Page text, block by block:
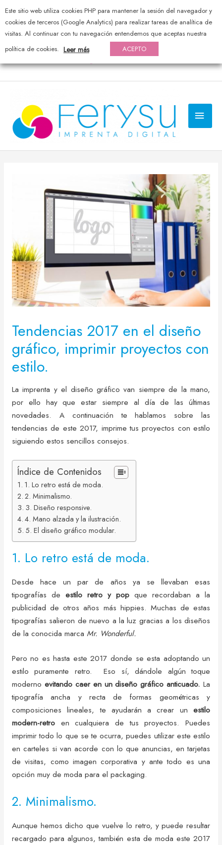
976 44 20 25 — pedidos@ferysu.com
Tendencias 2017 en el diseño
gráfico, imprimir proyectos con
estilo.
La imprenta y el diseño gráfico van siempre de la mano,
por ello hay que estar siempre al día de las últimas
novedades. A continuación te hablamos sobre las
tendencias de este 2017, imprime tus proyectos con estilo
siguiendo estos sencillos consejos.
Índice de Contenidos
1. Lo retro está de moda.
2. Minimalismo.
3. Diseño responsive.
4. Mano alzada y la ilustración.
5. El diseño gráfico modular.
1. Lo retro está de moda.
Desde hace un par de años ya se llevaban esas
tipografías de estilo retro y pop que recordaban a la
publicidad de otros años más hippies. Muchas de estas
tipografías salieron de nuevo a la luz gracias a los diseños
de la conocida marca Mr. Wonderful.
Pero no es hasta este 2017 donde se esta adoptando un
estilo puramente retro. Eso sí, dándole algún toque
moderno evitando caer en un diseño gráfico anticuado.La
tipografía ancha y recta de formas geométricas y
composiciones lineales, te ayudarán a crear unestilo
modern-retroen cualquiera de tus proyectos. Puedes
imprimir todo lo que se te ocurra, puedes utilizar este estilo
en carteles si van acorde con lo que anuncias, en tarjetas
de visitas, como imagen corporativa y ante todo es una
opción muy de moda para el packaging.
2. Minimalismo.
Aunque hemos dicho que vuelve lo retro, y puede resultar
recargado para algunos, también esta de moda este 2017
Este sitio web utiliza cookies PHP para mantener la sesión del navegador y
cookies de terceros (Google Analytics) para realizar tareas de analítica de
visitas. Al continuar con tu navegación entendemos que aceptas nuestra
política de cookies. Leer más ACEPTO